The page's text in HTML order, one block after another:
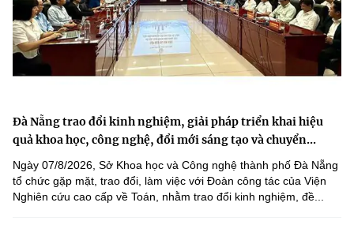
Đà Nẵng trao đổi kinh nghiệm, giải pháp triển khai hiệu
quả khoa học, công nghệ, đổi mới sáng tạo và chuyển...
Ngày 07/8/2026, Sở Khoa học và Công nghệ thành phố Đà Nẵng
tổ chức gặp mặt, trao đổi, làm việc với Đoàn công tác của Viện
Nghiên cứu cao cấp về Toán, nhằm trao đổi kinh nghiệm, đề...